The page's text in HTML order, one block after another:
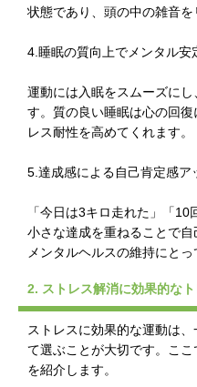
状態であり、頭の中の雑音を
4.睡眠の質向上でメンタル安
運動には入眠をスムーズに
す。質の良い睡眠は心の回
レス耐性を高めてくれます。
5.達成感による自己肯定感ア
「今日は3キロ走れた」「10
小さな達成を重ねることで
メンタルヘルスの維持にと
2. ストレス解消に効果的な
ストレスに効果的な運動は
て選ぶことが大切です。こ
を紹介します。